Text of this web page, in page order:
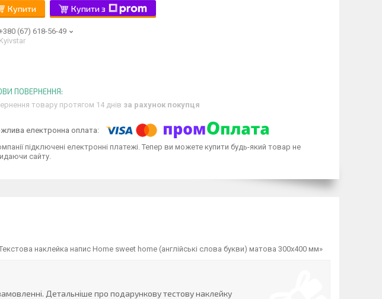
Купити Купити з
(67) 618-56-49
Kyivstar
товару протягом 14 днів за рахунок покупця
підключені електронні платежі. Тепер ви можете купити будь-який товар не
сайту.
наклейка напис Home sweet home (англійські слова букви) матова 300x400 мм»
Детальніше про подарункову тестову наклейку